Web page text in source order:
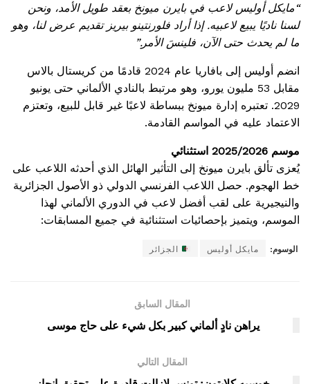
“مايكل أوليس لاعب في بايرن ميونخ بعقد طويل الأمد، ونحن
لسنا ناديًا يبيع لاعبيه. إذا أراد فلورنتينو بيريز تقديم عرض لنا، وهو
ما لم يحدث حتى الآن، فلينسَ الأمر.”
انضم أوليس إلى بافاريا عام 2024 قادمًا من كريستال بالاس
مقابل 53 مليون يورو، وهو مرتبط بالنادي الألماني حتى يونيو
2029. تعتبره إدارة ميونخ ببساطة لاعبًا غير قابل للبيع، وتعتزم
الاعتماد عليه في المواسم القادمة.
موسم 2025/2026 استثنائي
يُعزى تألق بايرن ميونخ إلى التأثير الهائل الذي أحدثه اللاعب على
خط الهجوم. حصل اللاعب الفرنسي الدولي ذو الأصول الجزائرية
والنيجيرية على لقب أفضل لاعب في الدوري الألماني لهذا
الموسم، ويتميز بإحصائيات استثنائية في جميع المسابقات:
الوسوم: مايكل أوليس الجزائر
المقال السابق
يراهن نادٍ ألماني كبير بكل شيء على حاج موسى
المقال التالي